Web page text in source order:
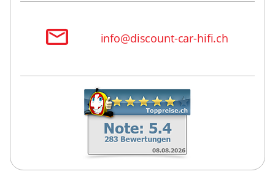
info@discount-car-hifi.ch